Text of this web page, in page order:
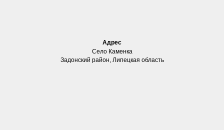
Адрес
Село Каменка
Задонский район, Липецкая область